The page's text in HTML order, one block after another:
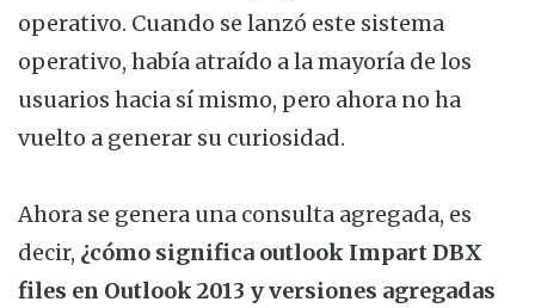
operativo. Cuando se lanzó este sistema
operativo, había atraído a la mayoría de los
usuarios hacia sí mismo, pero ahora no ha
vuelto a generar su curiosidad.
Ahora se genera una consulta agregada, es
decir, ¿cómo significa outlook Impart DBX
files en Outlook 2013 y versiones agregadas